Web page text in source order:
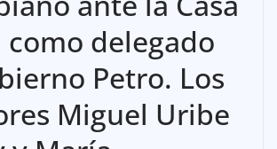
como delegado
Petro. Los
Miguel Uribe